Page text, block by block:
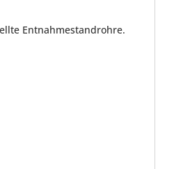
Entnahmestandrohre.